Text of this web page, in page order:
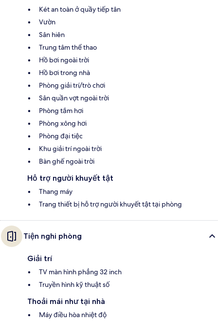
Két an toàn ở quầy tiếp tân
Vườn
Sân hiên
Trung tâm thể thao
Hồ bơi ngoài trời
Hồ bơi trong nhà
Phòng giải trí/trò chơi
Sân quần vợt ngoài trời
Phòng tắm hơi
Phòng xông hơi
Phòng đại tiệc
Khu giải trí ngoài trời
Bàn ghế ngoài trời
Hỗ trợ người khuyết tật
Thang máy
Trang thiết bị hỗ trợ người khuyết tật tại phòng
Tiện nghi phòng
Giải trí
TV màn hình phẳng 32 inch
Truyền hình kỹ thuật số
Thoải mái như tại nhà
Máy điều hòa nhiệt độ